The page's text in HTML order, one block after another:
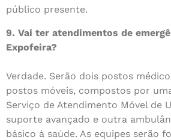
público presente.
9. Vai ter atendimentos de
Expofeira?
Verdade. Serão dois postos
postos móveis, compostos por
Serviço de Atendimento Móvel de
suporte avançado e outra
básico à saúde. As equipes serão